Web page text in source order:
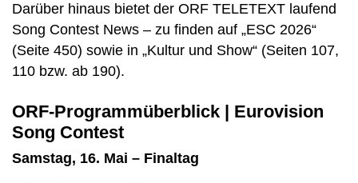
Darüber hinaus bietet der ORF TELETEXT laufend
Song Contest News – zu finden auf „ESC 2026“
(Seite 450) sowie in „Kultur und Show“ (Seiten 107,
110 bzw. ab 190).
ORF-Programmüberblick | Eurovision
Song Contest
Samstag, 16. Mai – Finaltag